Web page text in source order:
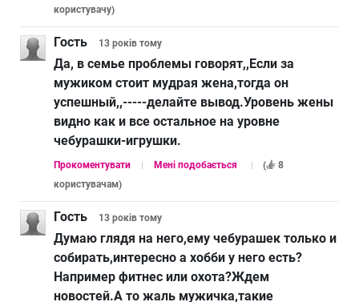
користувачу)
Гость 13 років тому
Да, в семье проблемы говорят,,Если за
мужиком стоит мудрая жена,тогда он
успешный,,-----делайте вывод.Уровень жены
видно как и все остальное на уровне
чебурашки-игрушки.
Прокоментувати Мені подобається (
8
користувачам)
Гость 13 років тому
Думаю глядя на него,ему чебурашек только и
собирать,интересно а хобби у него есть?
Например фитнес или охота?Ждем
новостей.А то жаль мужичка,такие